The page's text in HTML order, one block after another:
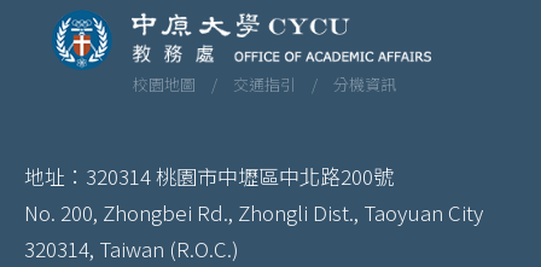
校園地圖 / 交通指引 / 分機資訊
地址：320314 桃園市中壢區中北路200號
No. 200, Zhongbei Rd., Zhongli Dist., Taoyuan City
320314, Taiwan (R.O.C.)